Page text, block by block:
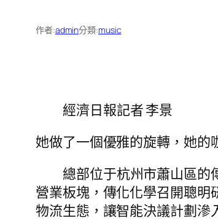
作者:admin分類:music
經濟日報記者 李景
她做了一個優雅的旋轉，她的
總部位于杭州市蕭山區的
營業板塊，傳化化學召開聰明
物流生態，讓智能決議計劃滲